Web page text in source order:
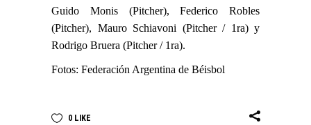
Guido Monis (Pitcher), Federico Robles
(Pitcher), Mauro Schiavoni (Pitcher / 1ra) y
Rodrigo Bruera (Pitcher / 1ra).
Fotos: Federación Argentina de Béisbol
0 LIKE